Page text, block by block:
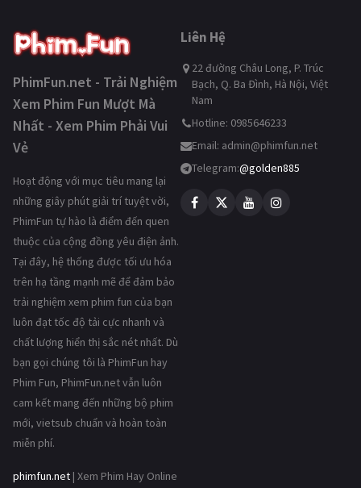
PhimFun.net - Trải Nghiệm
Xem Phim Fun Mượt Mà
Nhất - Xem Phim Phải Vui
Vẻ
Hoạt động với mục tiêu mang lại
những giây phút giải trí tuyệt vời,
PhimFun tự hào là điểm đến quen
thuộc của cộng đồng yêu điện ảnh.
Tại đây, hệ thống được tối ưu hóa
trên hạ tầng mạnh mẽ để đảm bảo
trải nghiệm xem phim fun của bạn
luôn đạt tốc độ tải cực nhanh và
chất lượng hiển thị sắc nét nhất. Dù
bạn gọi chúng tôi là PhimFun hay
Phim Fun, PhimFun.net vẫn luôn
cam kết mang đến những bộ phim
mới, vietsub chuẩn và hoàn toàn
miễn phí.
phimfun.net | Xem Phim Hay Online
Liên Hệ
22 đường Châu Long, P. Trúc
Bạch, Q. Ba Đình, Hà Nội, Việt
Nam
Hotline: 0985646233
Email: admin@phimfun.net
Telegram:@golden885